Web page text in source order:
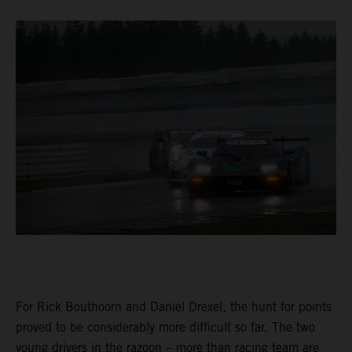
For Rick Bouthoorn and Daniel Drexel, the hunt for points
proved to be considerably more difficult so far. The two
young drivers in the razoon – more than racing team are